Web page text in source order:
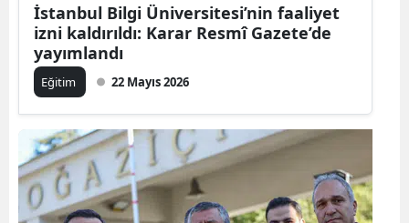
İstanbul Bilgi Üniversitesi’nin faaliyet
izni kaldırıldı: Karar Resmî Gazete’de
yayımlandı
Eğitim 22 Mayıs 2026